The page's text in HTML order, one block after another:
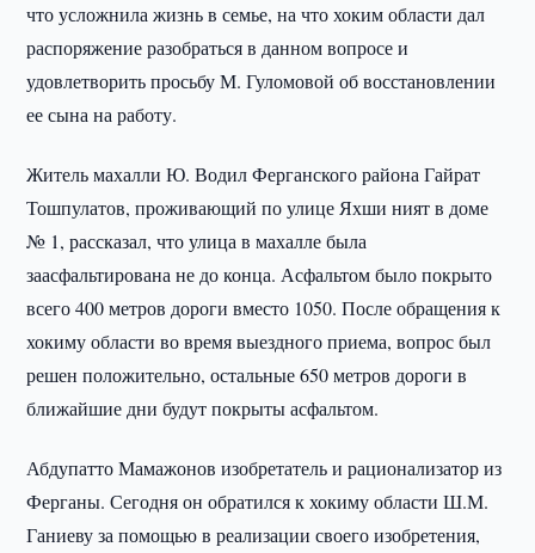
что усложнила жизнь в семье, на что хоким области дал
распоряжение разобраться в данном вопросе и
удовлетворить просьбу М. Гуломовой об восстановлении
ее сына на работу.
Житель махалли Ю. Водил Ферганского района Гайрат
Тошпулатов, проживающий по улице Яхши ният в доме
№ 1, рассказал, что улица в махалле была
заасфальтирована не до конца. Асфальтом было покрыто
всего 400 метров дороги вместо 1050. После обращения к
хокиму области во время выездного приема, вопрос был
решен положительно, остальные 650 метров дороги в
ближайшие дни будут покрыты асфальтом.
Абдупатто Мамажонов изобретатель и рационализатор из
Ферганы. Сегодня он обратился к хокиму области Ш.М.
Ганиеву за помощью в реализации своего изобретения,